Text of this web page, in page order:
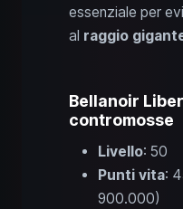
essenziale per
al raggio
Bellanoir
contromosse
Livello: 50
Punti vita:
900.000)